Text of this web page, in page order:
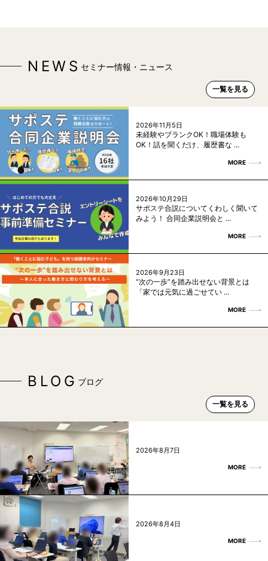
NEWS セミナー情報・ニュース
一覧を見る
2026年11月5日
未経験やブランクOK！職場体験も
OK！話を聞くだけ、履歴書な ...
MORE
2026年10月29日
サポステ合説についてくわしく聞いて
みよう！ 合同企業説明会と ...
MORE
2026年9月23日
“次の一歩”を踏み出せない背景とは
「家では元気に過ごせてい ...
MORE
BLOG ブログ
一覧を見る
2026年8月7日
MORE
2026年8月4日
MORE